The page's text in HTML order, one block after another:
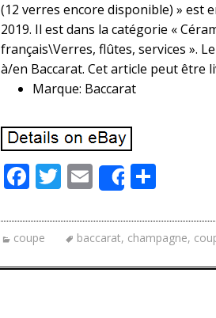
(12 verres encore disponible) » est
2019. Il est dans la catégorie «
français\Verres, flûtes, services ».
à/en Baccarat. Cet article peut être
Marque: Baccarat
F
e
b
o
T
itt
er
E
m
ai
l
Share
ta
g
er
coupe baccarat, champagne,